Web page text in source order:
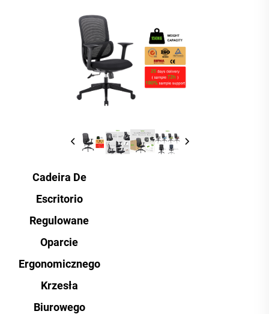
Cadeira De
Escritorio
Regulowane
Oparcie
Ergonomicznego
Krzesła
Biurowego